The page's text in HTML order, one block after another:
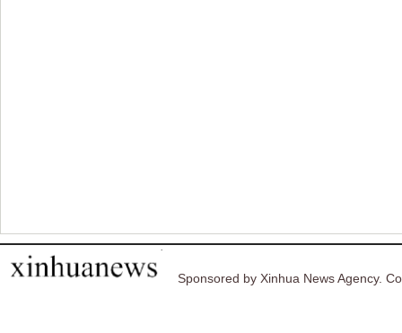
Sponsored by Xinhua News Agency.